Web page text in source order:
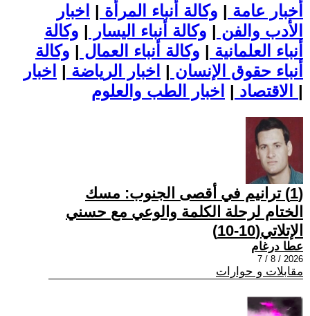
أخبار عامة | وكالة أنباء المرأة | اخبار
الأدب والفن | وكالة أنباء اليسار | وكالة
أنباء العلمانية | وكالة أنباء العمال | وكالة
أنباء حقوق الإنسان | اخبار الرياضة | اخبار
الاقتصاد | |
(1) ترانيم في أقصى الجنوب: مسك
الختام لرحلة الكلمة والوعي مع حسني
الإتلاتي(10-10)
عطا درغام
2026 / 8 / 7
مقابلات و حوارات